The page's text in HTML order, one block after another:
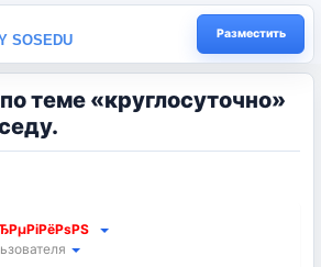
SOSEDU Разместить
теме «круглосуточно»